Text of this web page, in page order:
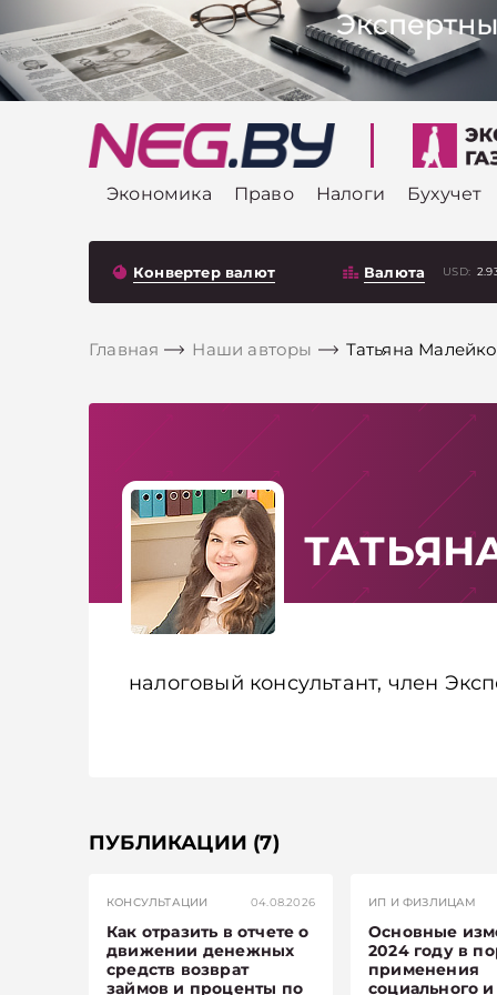
Экономика Право Налоги Бухучет
Конвертер валют Валюта USD:
Главная Наши авторы Татьяна Малейко
налоговый консультант, член
ПУБЛИКАЦИИ (7)
КОНСУЛЬТАЦИИ 04.08.2026
Как отразить в отчете о
движении денежных
средств возврат
займов и проценты по
ИП И ФИЗЛИЦАМ
Основные
2024 году в
применения
социального и